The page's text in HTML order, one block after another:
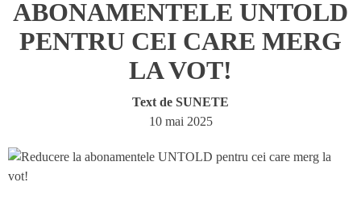
ABONAMENTELE UNTOLD
PENTRU CEI CARE MERG
LA VOT!
Text de SUNETE
10 mai 2025